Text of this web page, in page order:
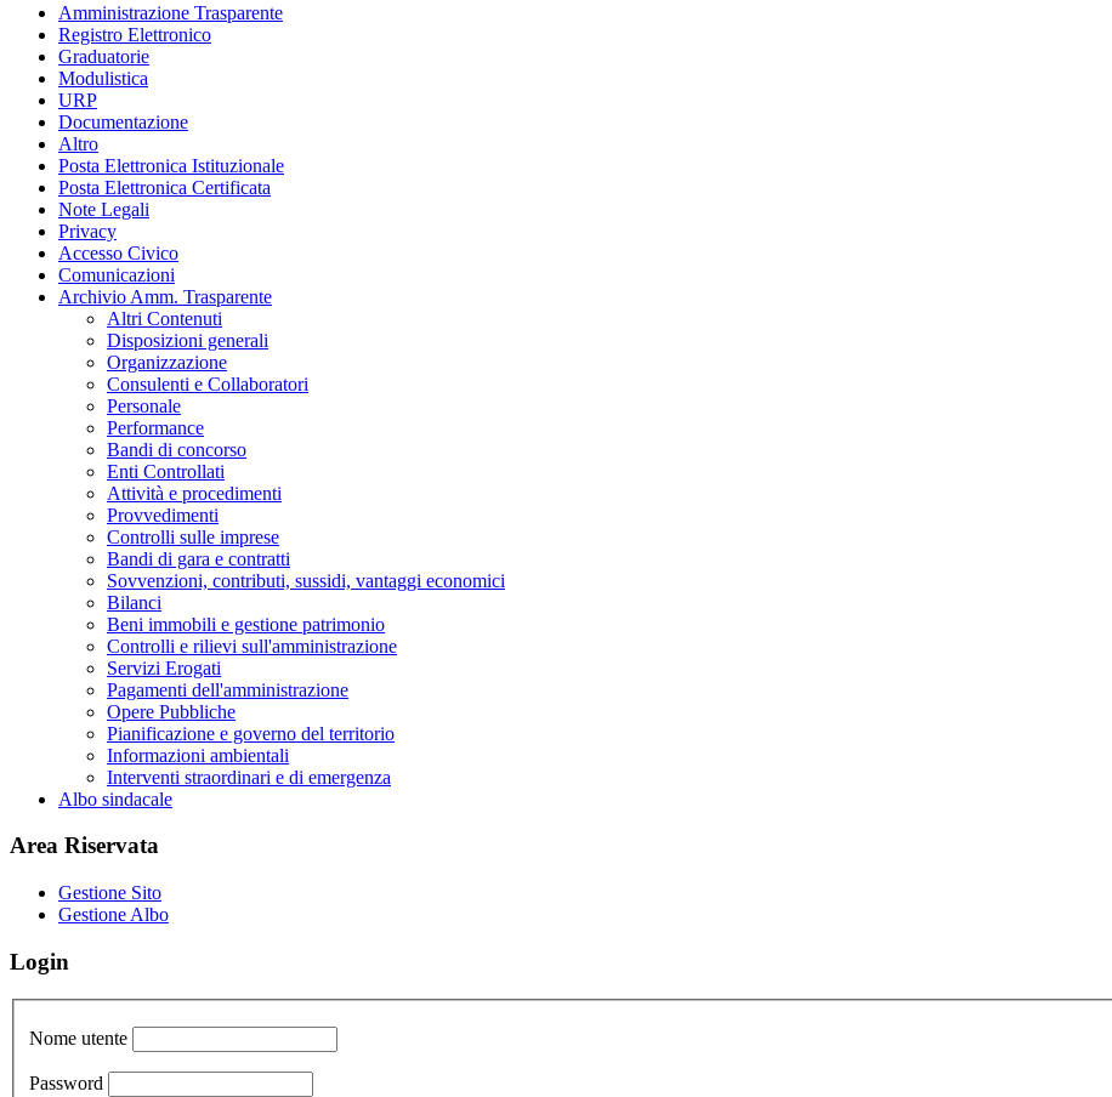
Amministrazione Trasparente
Registro Elettronico
Graduatorie
Modulistica
URP
Documentazione
Altro
Posta Elettronica Istituzionale
Posta Elettronica Certificata
Note Legali
Privacy
Accesso Civico
Comunicazioni
Archivio Amm. Trasparente
Altri Contenuti
Disposizioni generali
Organizzazione
Consulenti e Collaboratori
Personale
Performance
Bandi di concorso
Enti Controllati
Attività e procedimenti
Provvedimenti
Controlli sulle imprese
Bandi di gara e contratti
Sovvenzioni, contributi, sussidi, vantaggi economici
Bilanci
Beni immobili e gestione patrimonio
Controlli e rilievi sull'amministrazione
Servizi Erogati
Pagamenti dell'amministrazione
Opere Pubbliche
Pianificazione e governo del territorio
Informazioni ambientali
Interventi straordinari e di emergenza
Albo sindacale
Area Riservata
Gestione Sito
Gestione Albo
Login
Nome utente
Password